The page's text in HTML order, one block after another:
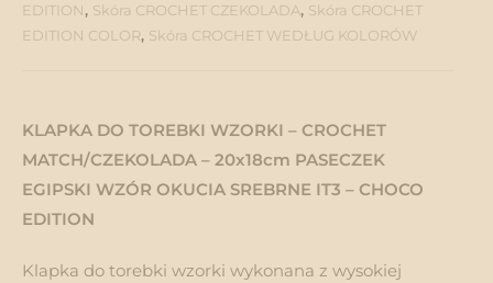
EDITION, Skóra CROCHET CZEKOLADA, Skóra CROCHET
EDITION COLOR, Skóra CROCHET WEDŁUG KOLORÓW
KLAPKA DO TOREBKI WZORKI – CROCHET
MATCH/CZEKOLADA – 20x18cm PASECZEK
EGIPSKI WZÓR OKUCIA SREBRNE IT3 – CHOCO
EDITION
Klapka do torebki wzorki wykonana z wysokiej